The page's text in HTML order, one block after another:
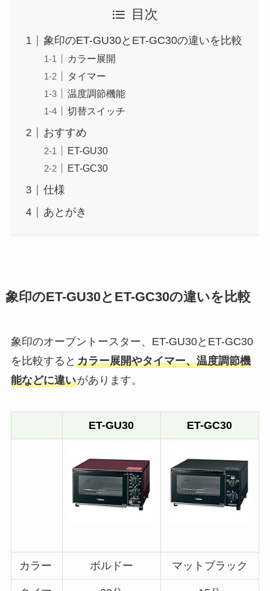
目次
象印のET-GU30とET-GC30の違いを比較
カラー展開
タイマー
温度調節機能
切替スイッチ
おすすめ
ET-GU30
ET-GC30
仕様
あとがき
象印のET-GU30とET-GC30の違いを比較
象印のオーブントースター、ET-GU30とET-GC30
を比較すると カラー展開やタイマー、温度調節機
能などに違いがあります。
ET-GU30 ET-GC30
カラー ボルドー マットブラック